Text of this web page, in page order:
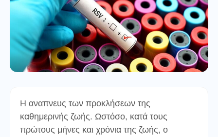
Η αναπνευς των προκλήσεων της
καθημερινής ζωής. Ωστόσο, κατά τους
πρώτους μήνες και χρόνια της ζωής, ο